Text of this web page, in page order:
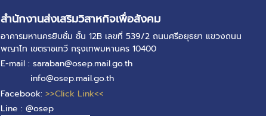
สำนักงานส่งเสริมวิสาหกิจเพื่อสังคม
อาคารมหานครยิบซั่ม ชั้น 12B เลขที่ 539/2 ถนนศรีอยุธยา แขวงถนน
พญาไท เขตราชเทวี กรุงเทพมหานคร 10400
E-mail : saraban@osep.mail.go.th
info@osep.mail.go.th
Facebook: >>Click Link<<
Line : @osep